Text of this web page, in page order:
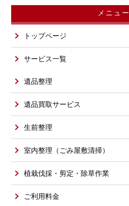
メニュー
トップページ
サービス一覧
遺品整理
遺品買取サービス
生前整理
室内整理（ごみ屋敷清掃）
植栽伐採・剪定・除草作業
ご利用料金